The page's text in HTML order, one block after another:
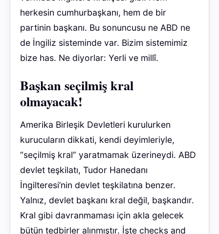
herkesin cumhurbaşkanı, hem de bir
partinin başkanı. Bu sonuncusu ne ABD ne
de İngiliz sisteminde var. Bizim sistemimiz
bize has. Ne diyorlar: Yerli ve millî.
Başkan seçilmiş kral
olmayacak!
Amerika Birleşik Devletleri kurulurken
kurucuların dikkati, kendi deyimleriyle,
“seçilmiş kral” yaratmamak üzerineydi. ABD
devlet teşkilatı, Tudor Hanedanı
İngilteresi’nin devlet teşkilatına benzer.
Yalnız, devlet başkanı kral değil, başkandır.
Kral gibi davranmaması için akla gelecek
bütün tedbirler alınmıştır. İşte checks and